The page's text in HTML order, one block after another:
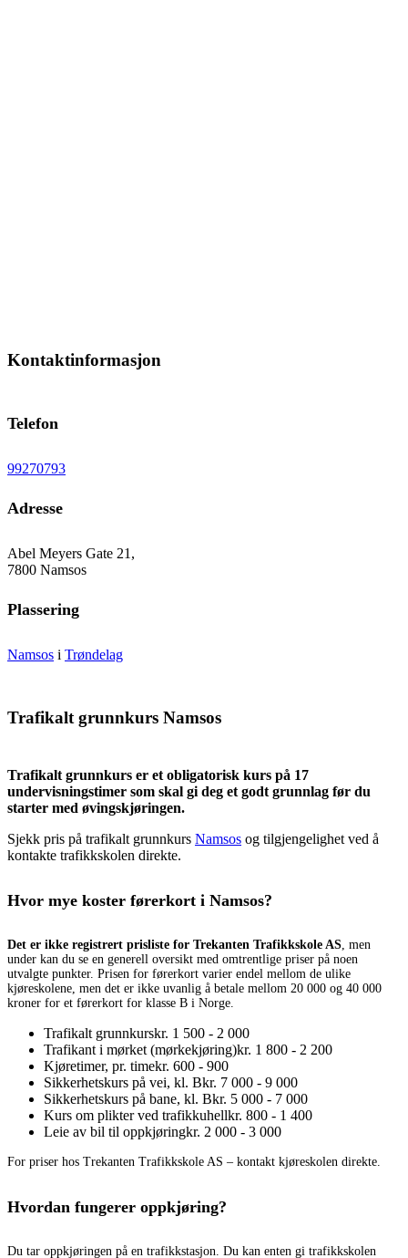
Kontaktinformasjon
Telefon
99270793
Adresse
Abel Meyers Gate 21,
7800 Namsos
Plassering
Namsos i Trøndelag
Trafikalt grunnkurs Namsos
Trafikalt grunnkurs er et obligatorisk kurs på 17
undervisningstimer som skal gi deg et godt grunnlag før du
starter med øvingskjøringen.
Sjekk pris på trafikalt grunnkurs Namsos og tilgjengelighet ved å
kontakte trafikkskolen direkte.
Hvor mye koster førerkort i Namsos?
Det er ikke registrert prisliste for Trekanten Trafikkskole AS, men
under kan du se en generell oversikt med omtrentlige priser på noen
utvalgte punkter. Prisen for førerkort varier endel mellom de ulike
kjøreskolene, men det er ikke uvanlig å betale mellom 20 000 og 40 000
kroner for et førerkort for klasse B i Norge.
Trafikalt grunnkurskr. 1 500 - 2 000
Trafikant i mørket (mørkekjøring)kr. 1 800 - 2 200
Kjøretimer, pr. timekr. 600 - 900
Sikkerhetskurs på vei, kl. Bkr. 7 000 - 9 000
Sikkerhetskurs på bane, kl. Bkr. 5 000 - 7 000
Kurs om plikter ved trafikkuhellkr. 800 - 1 400
Leie av bil til oppkjøringkr. 2 000 - 3 000
For priser hos Trekanten Trafikkskole AS – kontakt kjøreskolen direkte.
Hvordan fungerer oppkjøring?
Du tar oppkjøringen på en trafikkstasjon. Du kan enten gi trafikkskolen